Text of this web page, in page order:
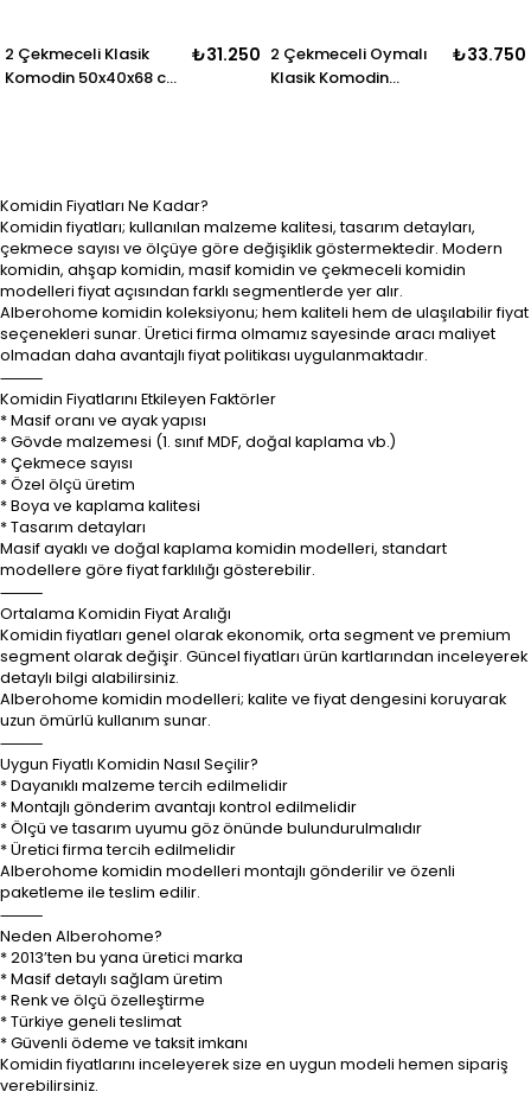
2 Çekmeceli Klasik
Komodin 50x40x68 cm
₺31.250 2 Çekmeceli Oymalı
Klasik Komodin
₺33.750
Komidin Fiyatları Ne Kadar?
Komidin fiyatları; kullanılan malzeme kalitesi, tasarım detayları,
çekmece sayısı ve ölçüye göre değişiklik göstermektedir. Modern
komidin, ahşap komidin, masif komidin ve çekmeceli komidin
modelleri fiyat açısından farklı segmentlerde yer alır.
Alberohome komidin koleksiyonu; hem kaliteli hem de ulaşılabilir fiyat
seçenekleri sunar. Üretici firma olmamız sayesinde aracı maliyet
olmadan daha avantajlı fiyat politikası uygulanmaktadır.
⸻
Komidin Fiyatlarını Etkileyen Faktörler
* Masif oranı ve ayak yapısı
* Gövde malzemesi (1. sınıf MDF, doğal kaplama vb.)
* Çekmece sayısı
* Özel ölçü üretim
* Boya ve kaplama kalitesi
* Tasarım detayları
Masif ayaklı ve doğal kaplama komidin modelleri, standart
modellere göre fiyat farklılığı gösterebilir.
⸻
Ortalama Komidin Fiyat Aralığı
Komidin fiyatları genel olarak ekonomik, orta segment ve premium
segment olarak değişir. Güncel fiyatları ürün kartlarından inceleyerek
detaylı bilgi alabilirsiniz.
Alberohome komidin modelleri; kalite ve fiyat dengesini koruyarak
uzun ömürlü kullanım sunar.
⸻
Uygun Fiyatlı Komidin Nasıl Seçilir?
* Dayanıklı malzeme tercih edilmelidir
* Montajlı gönderim avantajı kontrol edilmelidir
* Ölçü ve tasarım uyumu göz önünde bulundurulmalıdır
* Üretici firma tercih edilmelidir
Alberohome komidin modelleri montajlı gönderilir ve özenli
paketleme ile teslim edilir.
⸻
Neden Alberohome?
* 2013’ten bu yana üretici marka
* Masif detaylı sağlam üretim
* Renk ve ölçü özelleştirme
* Türkiye geneli teslimat
* Güvenli ödeme ve taksit imkanı
Komidin fiyatlarını inceleyerek size en uygun modeli hemen sipariş
verebilirsiniz.